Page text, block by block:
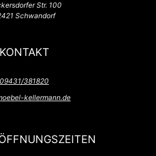
Str. 100
Schwandorf
KONTAKT
09431/381820
kellermann.de